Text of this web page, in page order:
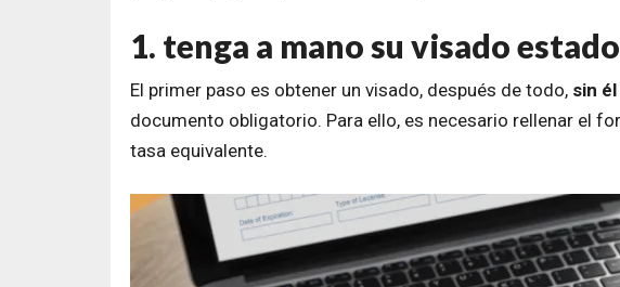
1. tenga a mano su visado
El primer paso es obtener un visado, después de todo, sin
documento obligatorio. Para ello, es necesario rellenar el
tasa equivalente.